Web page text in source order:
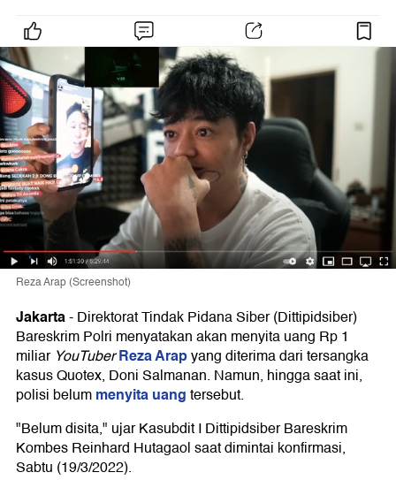
Reza Arap (Screenshot)
Jakarta-Direktorat Tindak Pidana Siber (Dittipidsiber)
Bareskrim Polri menyatakan akan menyita uang Rp 1
miliar YouTuberReza Arapyang diterima dari tersangka
kasus Quotex, Doni Salmanan. Namun, hingga saat ini,
polisi belummenyita uangtersebut.
"Belum disita," ujar Kasubdit I Dittipidsiber Bareskrim
Kombes Reinhard Hutagaol saat dimintai konfirmasi,
Sabtu (19/3/2022).